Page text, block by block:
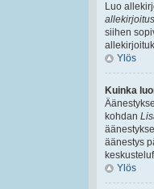
Luo
allekirjoitus
siihen
Ylös
Kuinka
kohdan
äänestys
Ylös